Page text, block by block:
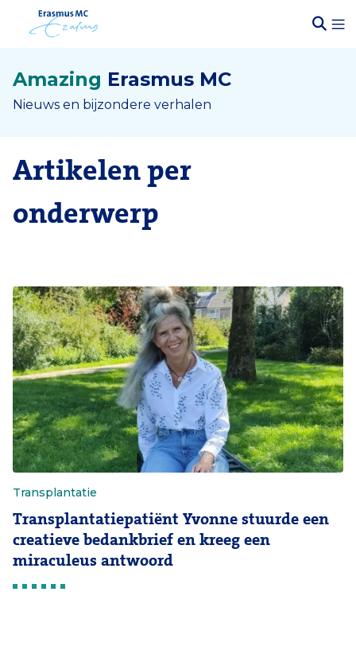
Amazing Erasmus MC
Nieuws en bijzondere verhalen
Artikelen per
onderwerp
Transplantatie
Transplantatiepatiënt Yvonne stuurde een
creatieve bedankbrief en kreeg een
miraculeus antwoord